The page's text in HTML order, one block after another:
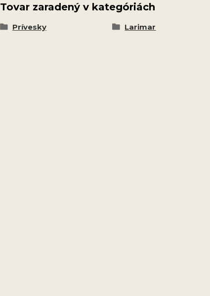
Tovar zaradený v kategóriách
Prívesky Larimar